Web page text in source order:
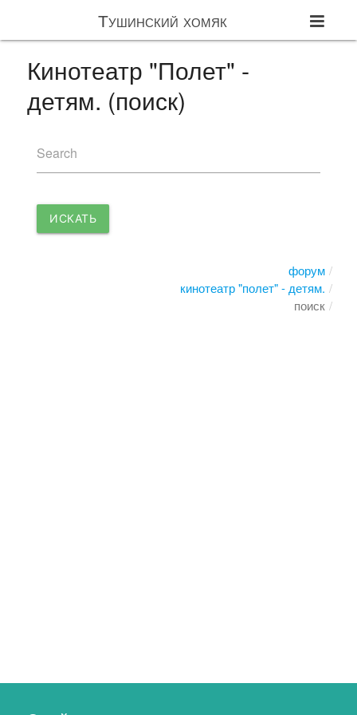
Тушинский хомяк
Кинотеатр "Полет" -
детям. (поиск)
Search
ИСКАТЬ
форум
кинотеатр "полет" - детям.
поиск